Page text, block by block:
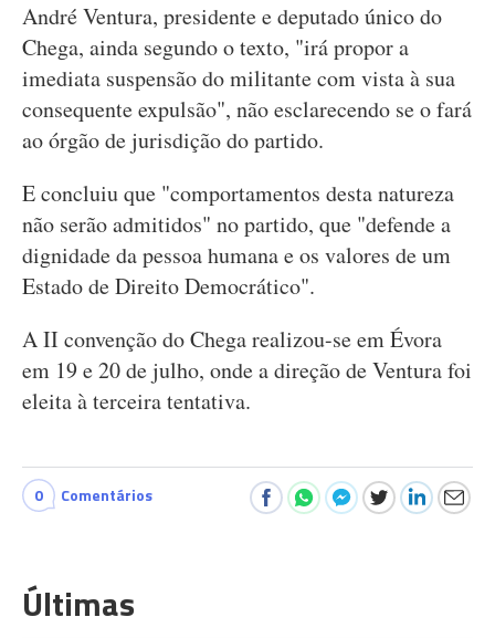
André Ventura, presidente e deputado único do
Chega, ainda segundo o texto, "irá propor a
imediata suspensão do militante com vista à sua
consequente expulsão", não esclarecendo se o fará
ao órgão de jurisdição do partido.
E concluiu que "comportamentos desta natureza
não serão admitidos" no partido, que "defende a
dignidade da pessoa humana e os valores de um
Estado de Direito Democrático".
A II convenção do Chega realizou-se em Évora
em 19 e 20 de julho, onde a direção de Ventura foi
eleita à terceira tentativa.
0 Comentários
Últimas